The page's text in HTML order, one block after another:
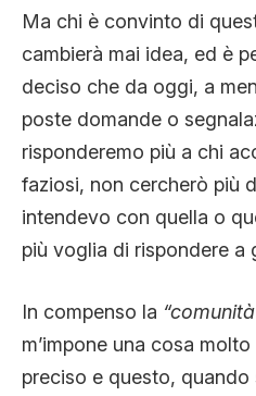
Ma chi è convinto di
cambierà mai idea, ed è
deciso che da oggi, a
poste domande o
risponderemo più a chi
faziosi, non cercherò più
intendevo con quella o
più voglia di rispondere a
In compenso la
m’impone una cosa
preciso e questo,